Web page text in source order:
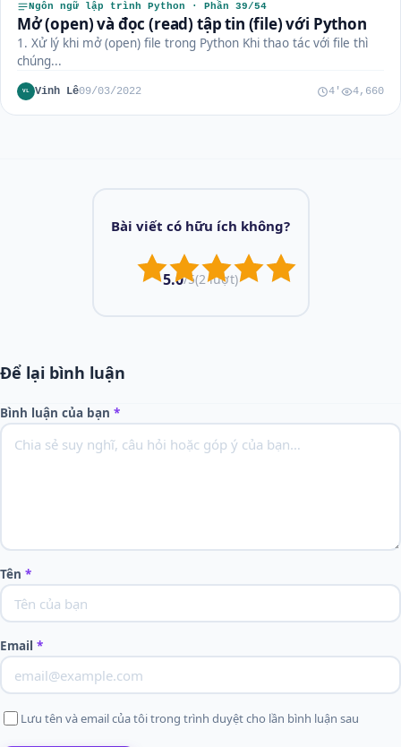
Ngôn ngữ lập trình Python · Phần 39/54
Mở (open) và đọc (read) tập tin (file) với Python
1. Xử lý khi mở (open) file trong Python Khi thao tác với file thì
chúng...
VL Vinh Lê09/03/2022 4' 4,660
Bài viết có hữu ích không?
5.0/5(2 lượt)
Để lại bình luận
Bình luận của bạn *
Tên *
Email *
Lưu tên và email của tôi trong trình duyệt cho lần bình luận sau